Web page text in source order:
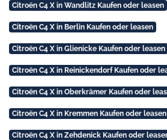
Citroën C4 X in Wandlitz Kaufen oder leasen
Citroën C4 X in Berlin Kaufen oder leasen
Citroën C4 X in Glienicke Kaufen oder leasen
Citroën C4 X in Reinickendorf Kaufen oder
Citroën C4 X in Oberkrämer Kaufen oder
Citroën C4 X in Kremmen Kaufen oder leasen
Citroën C4 X in Zehdenick Kaufen oder